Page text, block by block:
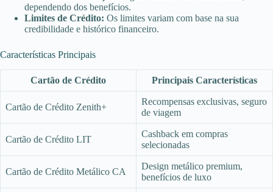
dependendo dos benefícios.
Limites de Crédito: Os limites variam com base na sua
credibilidade e histórico financeiro.
Características Principais
Cartão de Crédito Principais Características
Cartão de Crédito Zenith+
Recompensas exclusivas, seguro
de viagem
Cartão de Crédito LIT
Cashback em compras
selecionadas
Cartão de Crédito Metálico CA
Design metálico premium,
benefícios de luxo